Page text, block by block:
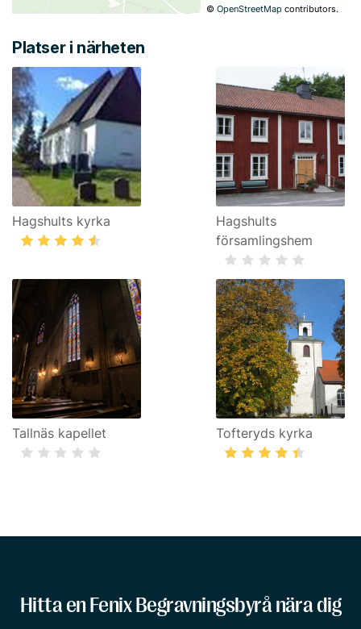
©OpenStreetMap contributors.
Platser i närheten
Hagshults kyrka
Hagshults
församlingshem
Tallnäs kapellet Tofteryds kyrka
Hitta en Fenix Begravningsbyrå nära dig